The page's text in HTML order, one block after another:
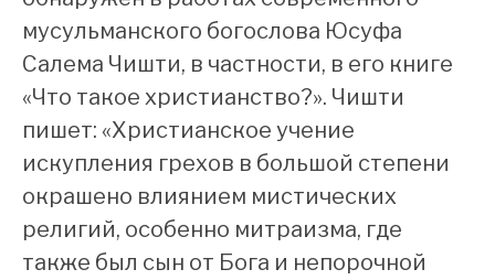
мусульманского богослова Юсуфа
Салема Чишти, в частности, в его книге
«Что такое христианство?». Чишти
пишет: «Христианское учение
искупления грехов в большой степени
окрашено влиянием мистических
религий, особенно митраизма, где
также был сын от Бога и непорочной